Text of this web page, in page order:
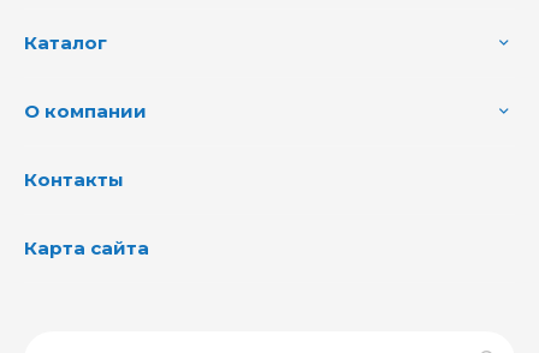
Каталог
О компании
Контакты
Карта сайта